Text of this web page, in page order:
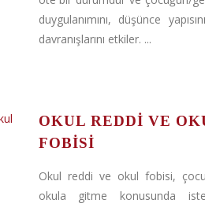
duygulanımını, düşünce
davranışlarını etkiler. ...
OKUL REDDI VE
FOBISI
Okul reddi ve okul fobisi,
okula gitme konusunda